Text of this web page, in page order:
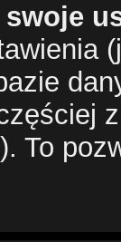
To